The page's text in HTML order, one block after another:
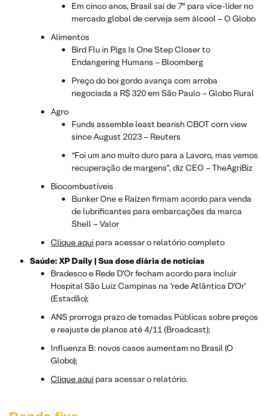
Em cinco anos, Brasil sai de 7º para vice-líder no
mercado global de cerveja sem álcool – O Globo
Alimentos
Bird Flu in Pigs Is One Step Closer to
Endangering Humans – Bloomberg
Preço do boi gordo avança com arroba
negociada a R$ 320 em São Paulo – Globo Rural
Agro
Funds assemble least bearish CBOT corn view
since August 2023 – Reuters
“Foi um ano muito duro para a Lavoro, mas vemos
recuperação de margens”, diz CEO – TheAgriBiz
Biocombustíveis
Bunker One e Raízen firmam acordo para venda
de lubrificantes para embarcações da marca
Shell – Valor
Clique aqui para acessar o relatório completo
Saúde: XP Daily | Sua dose diária de notícias
Bradesco e Rede D’Or fecham acordo para incluir
Hospital São Luiz Campinas na ‘rede Atlântica D’Or’
(Estadão);
ANS prorroga prazo de tomadas Públicas sobre preços
e reajuste de planos até 4/11 (Broadcast);
Influenza B: novos casos aumentam no Brasil (O
Globo);
Clique aqui para acessar o relatório.